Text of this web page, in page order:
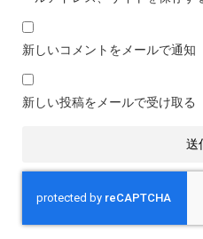
新しいコメントをメールで通知
新しい投稿をメールで受け取る